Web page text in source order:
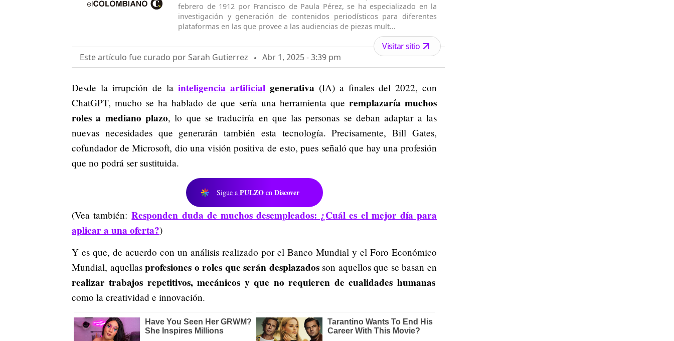
febrero de 1912 por Francisco de Paula Pérez, se ha especializado en la
investigación y generación de contenidos periodísticos para diferentes
plataformas en las que provee a las audiencias de piezas mult...
Este artículo fue curado por Sarah Gutierrez Abr 1, 2025 - 3:39 pm
Visitar sitio
Desde la irrupción de la inteligencia artificial generativa (IA) a finales del 2022, con
ChatGPT, mucho se ha hablado de que sería una herramienta que remplazaría muchos
roles a mediano plazo, lo que se traduciría en que las personas se deban adaptar a las
nuevas necesidades que generarán también esta tecnología. Precisamente, Bill Gates,
cofundador de Microsoft, dio una visión positiva de esto, pues señaló que hay una profesión
que no podrá ser sustituida.
Sigue a PULZO en Discover
(Vea también:Responden duda de muchos desempleados: ¿Cuál es el mejor día para
aplicar a una oferta?)
Y es que, de acuerdo con un análisis realizado por el Banco Mundial y el Foro Económico
Mundial, aquellasprofesiones o roles que serán desplazadosson aquellos que se basan en
realizar trabajos repetitivos, mecánicos y que no requieren de cualidades humanas
como la creatividad e innovación.